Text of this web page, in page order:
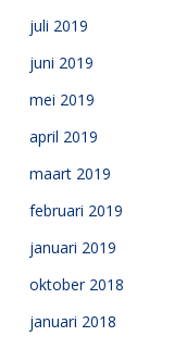
juli 2019
juni 2019
mei 2019
april 2019
maart 2019
februari 2019
januari 2019
oktober 2018
januari 2018